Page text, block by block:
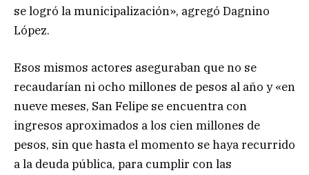
se logró la municipalización», agregó Dagnino
López.
Esos mismos actores aseguraban que no se
recaudarían ni ocho millones de pesos al año y «en
nueve meses, San Felipe se encuentra con
ingresos aproximados a los cien millones de
pesos, sin que hasta el momento se haya recurrido
a la deuda pública, para cumplir con las